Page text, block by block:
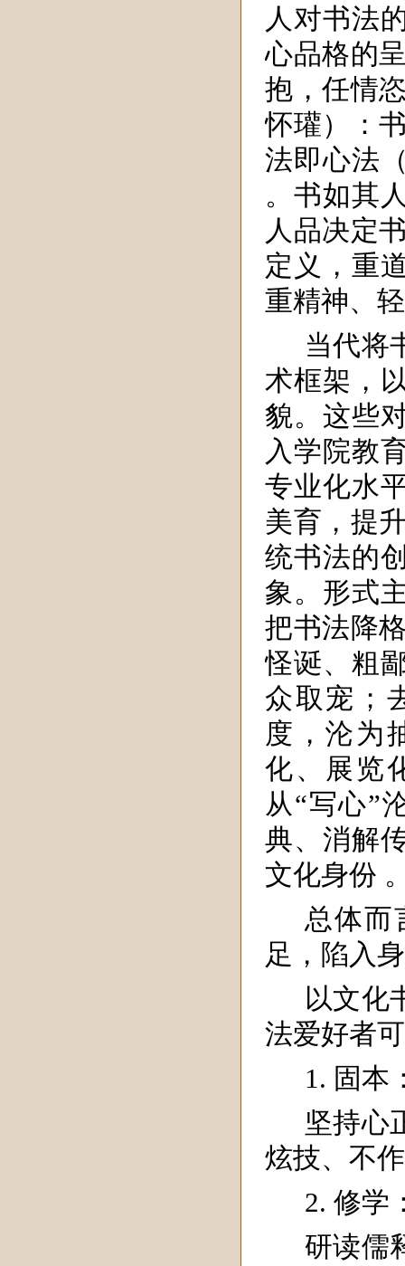
人对书法
心品格的
抱，任情
怀瓘）：
法即心法
。书如其
人品决定
定义，重
重精神、
当代将
术框架，
貌。这些
入学院教
专业化水
美育，提
统书法的
象。形式
把书法降
怪诞、粗
众取宠；
度，沦为
化、展览
从“写心”
典、消解
文化身份
总体而
足，陷入
以文化
法爱好者
1. 固本
坚持心
炫技、不
2. 修学
研读儒